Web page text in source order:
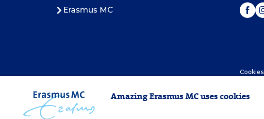
Erasmus MC
Cookies
Amazing Erasmus MC uses cookies